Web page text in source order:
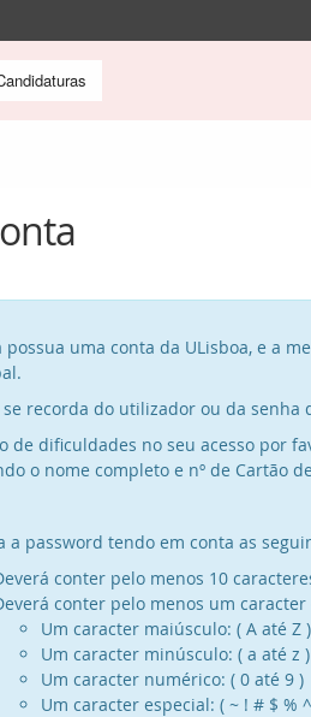
possua uma conta da ULisboa, e a
se recorda do utilizador ou da senha
de dificuldades no seu acesso por
o nome completo e nº de Cartão
a password tendo em conta as
conter pelo menos 10
conter pelo menos um
Um caracter maiúsculo: ( A até Z )
Um caracter minúsculo: ( a até z )
Um caracter numérico: ( 0 até 9 )
Um caracter especial: ( ~ ! # $ %